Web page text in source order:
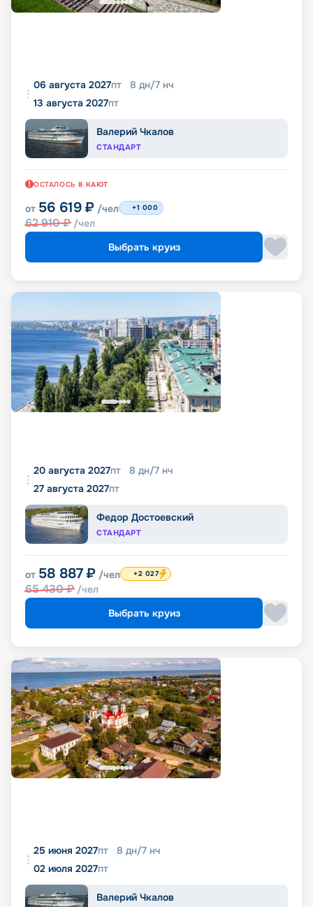
06 августа 2027пт 8 дн/7 нч
13 августа 2027пт
Валерий Чкалов
СТАНДАРТ
ОСТАЛОСЬ 8 КАЮТ
от 56 619 ₽ /чел
62 910₽ /чел
+1 000
Выбрать круиз
20 августа 2027пт 8 дн/7 нч
27 августа 2027пт
Федор Достоевский
СТАНДАРТ
от 58 887 ₽ /чел
65 430₽ /чел
+2 027
Выбрать круиз
25 июня 2027пт 8 дн/7 нч
02 июля 2027пт
Валерий Чкалов